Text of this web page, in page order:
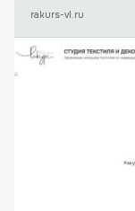
rakurs-vl.ru